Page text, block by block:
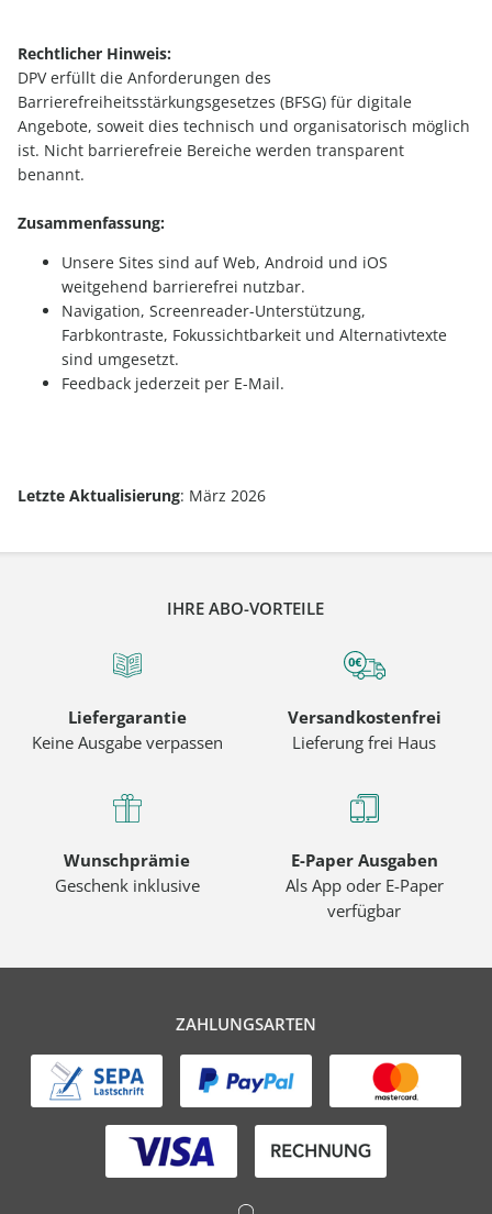
Rechtlicher Hinweis:
DPV erfüllt die Anforderungen des
Barrierefreiheitsstärkungsgesetzes (BFSG) für digitale
Angebote, soweit dies technisch und organisatorisch möglich
ist. Nicht barrierefreie Bereiche werden transparent
benannt.
Zusammenfassung:
Unsere Sites sind auf Web, Android und iOS
weitgehend barrierefrei nutzbar.
Navigation, Screenreader-Unterstützung,
Farbkontraste, Fokussichtbarkeit und Alternativtexte
sind umgesetzt.
Feedback jederzeit per E-Mail.
Letzte Aktualisierung: März 2026
IHRE ABO-VORTEILE
Liefergarantie
Keine Ausgabe verpassen
Versandkostenfrei
Lieferung frei Haus
Wunschprämie
Geschenk inklusive
E-Paper Ausgaben
Als App oder E-Paper
verfügbar
ZAHLUNGSARTEN